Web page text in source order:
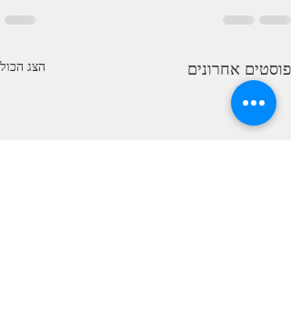
פוסטים אחרונים הצג הכול